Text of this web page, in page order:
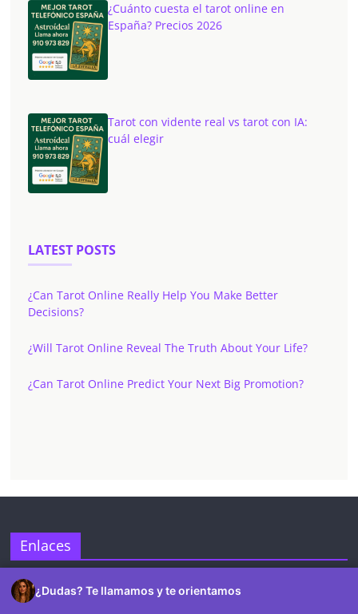
¿Cuánto cuesta el tarot online en
España? Precios 2026
Tarot con vidente real vs tarot con IA:
cuál elegir
LATEST POSTS
¿Can Tarot Online Really Help You Make Better
Decisions?
¿Will Tarot Online Reveal The Truth About Your Life?
¿Can Tarot Online Predict Your Next Big Promotion?
Enlaces
Profesionales
¿Dudas? Te llamamos y te orientamos